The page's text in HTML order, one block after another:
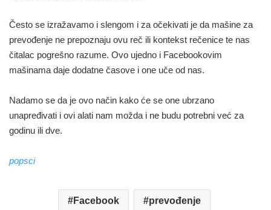
Često se izražavamo i slengom i za očekivati je da mašine za
prevođenje ne prepoznaju ovu reč ili kontekst rečenice te nas
čitalac pogrešno razume. Ovo ujedno i Facebookovim
mašinama daje dodatne časove i one uče od nas.
Nadamo se da je ovo način kako će se one ubrzano
unapređivati i ovi alati nam možda i ne budu potrebni već za
godinu ili dve.
popsci
Facebook prevođenje